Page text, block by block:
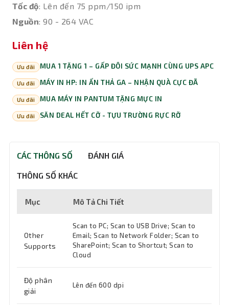
Tốc độ: Lên đến 75 ppm/150 ipm
Nguồn: 90 - 264 VAC
Liên hệ
Ưu đãi MUA 1 TẶNG 1 – GẤP ĐÔI SỨC MẠNH CÙNG UPS APC
Ưu đãi MÁY IN HP: IN ẤN THẢ GA – NHẬN QUÀ CỰC ĐÃ
Ưu đãi MUA MÁY IN PANTUM TẶNG MỰC IN
Ưu đãi SĂN DEAL HẾT CỠ - TỰU TRƯỜNG RỰC RỠ
CÁC THÔNG SỐ ĐÁNH GIÁ
THÔNG SỐ KHÁC
Mục Mô Tả Chi Tiết
Other
Supports
Scan to PC; Scan to USB Drive; Scan to
Email; Scan to Network Folder; Scan to
SharePoint; Scan to Shortcut; Scan to
Cloud
Độ phân
giải
Lên đến 600 dpi